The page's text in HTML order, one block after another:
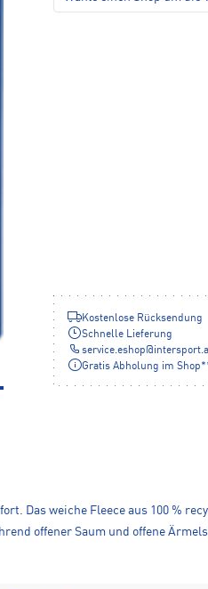
Kostenlose Rücksendung
Schnelle Lieferung
service.eshop@
Gratis Abholung im
Das weiche Fleece aus 100 %
offener Saum und offene